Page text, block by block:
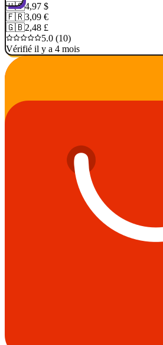
🇺🇸4,97 $
🇫🇷3,09 €
🇬🇧2,48 £
5.0 (10)
Vérifié il y a 4 mois